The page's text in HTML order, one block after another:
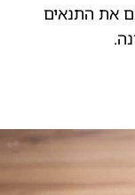
את התנאים